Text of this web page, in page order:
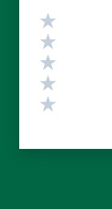
Valutazione